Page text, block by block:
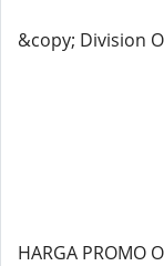
&copy; Division
HARGA PROMO